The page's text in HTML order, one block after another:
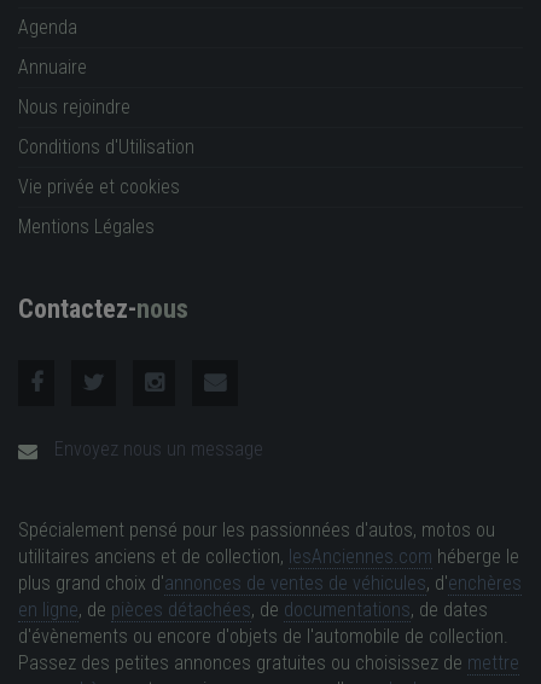
Agenda
Annuaire
Nous rejoindre
Conditions d'Utilisation
Vie privée et cookies
Mentions Légales
Contactez-nous
Envoyez nous un message
Spécialement pensé pour les passionnées d'autos, motos ou
utilitaires anciens et de collection, lesAnciennes.com héberge le
plus grand choix d'annonces de ventes de véhicules, d'enchères
en ligne, de pièces détachées, de documentations, de dates
d'évènements ou encore d'objets de l'automobile de collection.
Passez des petites annonces gratuites ou choisissez de mettre